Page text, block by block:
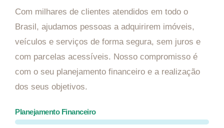
Com milhares de clientes atendidos em todo o
Brasil, ajudamos pessoas a adquirirem imóveis,
veículos e serviços de forma segura, sem juros e
com parcelas acessíveis. Nosso compromisso é
com o seu planejamento financeiro e a realização
dos seus objetivos.
Planejamento Financeiro